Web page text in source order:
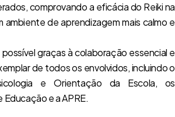
comprovando a eficácia do Reiki na
ambiente de aprendizagem mais calmo e
graças à colaboração essencial e
de todos os envolvidos, incluindo o
e Orientação da Escola, os
e a APRE.